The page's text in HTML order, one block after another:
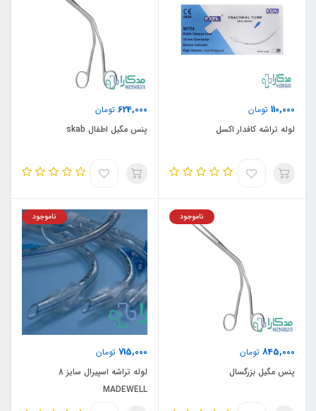
110,000 تومان
لوله تراشه کافدار اکسل
624,000 تومان
پنس مگیل اطفال skab
845,000 تومان
ناموجود
پنس مگیل بزرگسال
715,000 تومان
ناموجود
لوله تراشه اسپیرال سایز 8
MADEWELL